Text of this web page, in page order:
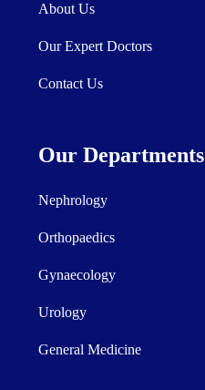
About Us
Our Expert Doctors
Contact Us
Our Departments
Nephrology
Orthopaedics
Gynaecology
Urology
General Medicine